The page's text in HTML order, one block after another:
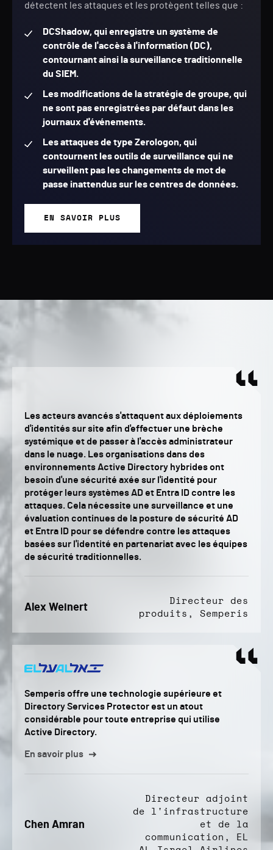
détectent les attaques et les protègent telles que :
DCShadow, qui enregistre un système de
contrôle de l'accès à l'information (DC),
contournant ainsi la surveillance traditionnelle
du SIEM.
Les modifications de la stratégie de groupe, qui
ne sont pas enregistrées par défaut dans les
journaux d'événements.
Les attaques de type Zerologon, qui
contournent les outils de surveillance qui ne
surveillent pas les changements de mot de
passe inattendus sur les centres de données.
EN SAVOIR PLUS
Les acteurs avancés s'attaquent aux déploiements
d'identités sur site afin d'effectuer une brèche
systémique et de passer à l'accès administrateur
dans le nuage. Les organisations dans des
environnements Active Directory hybrides ont
besoin d'une sécurité axée sur l'identité pour
protéger leurs systèmes AD et Entra ID contre les
attaques. Cela nécessite une surveillance et une
évaluation continues de la posture de sécurité AD
et Entra ID pour se défendre contre les attaques
basées sur l'identité en partenariat avec les équipes
de sécurité traditionnelles.
Alex Weinert
Directeur des
produits, Semperis
Semperis offre une technologie supérieure et
Directory Services Protector est un atout
considérable pour toute entreprise qui utilise
Active Directory.
En savoir plus
Chen Amran
Directeur adjoint
de l'infrastructure
et de la
communication, EL